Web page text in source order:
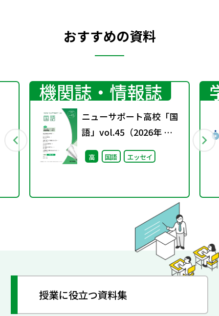
おすすめの資料
機関誌・情報誌
ニューサポート高校「国
語」vol.45（2026年 春
号）
高 国語 エッセイ
授業に役立つ資料集